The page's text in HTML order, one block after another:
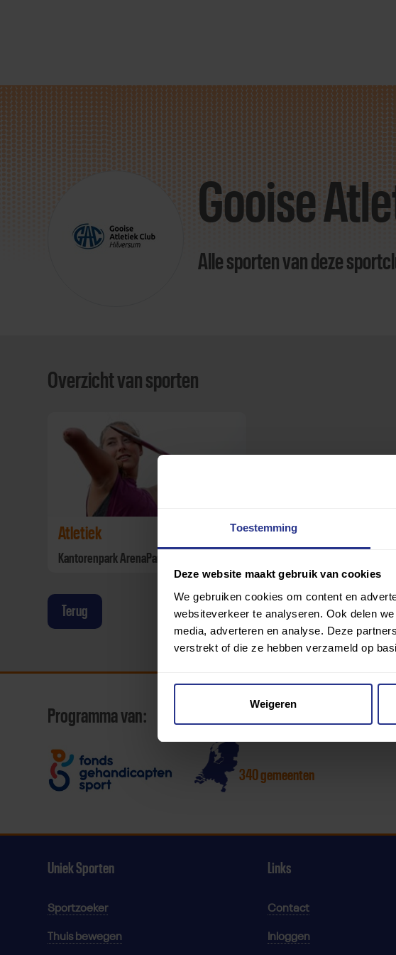
Toestemming
Deze website maakt gebruik van cookies
We gebruiken cookies om content en
websiteverkeer te analyseren. Ook delen
media, adverteren en analyse. Deze
verstrekt of die ze hebben verzameld op
Weigeren
Direct
door
Gooise
Alle sporten van deze
Overzicht van sporten
Atletiek
Kantorenpark ArenaPark
Terug
Programma van:
340 gemeenten
Uniek Sporten
Sportzoeker
Thuis bewegen
Links
Contact
Inloggen